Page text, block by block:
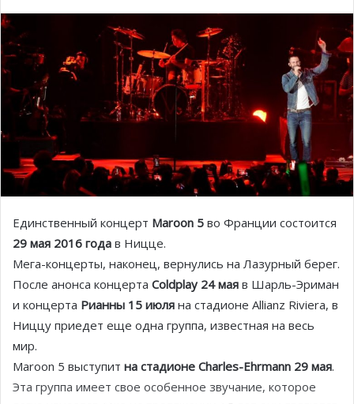
Единственный концерт Maroon 5 во Франции состоится
29 мая 2016 года в Ницце.
Мега-концерты, наконец, вернулись на Лазурный берег.
После анонса концерта Coldplay 24 мая в Шарль-Эриман
и концерта Рианны 15 июля на стадионе Allianz Riviera, в
Ниццу приедет еще одна группа, известная на весь
мир.
Maroon 5 выступит на стадионе Charles-Ehrmann 29 мая.
Эта группа имеет свое особенное звучание, которое